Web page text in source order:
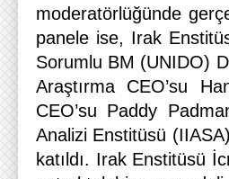
moderatörlüğünde
panele ise, Irak
Sorumlu BM (UNIDO)
Araştırma CEO’su
CEO’su Paddy
Analizi Enstitüsü
katıldı. Irak Enstitüsü